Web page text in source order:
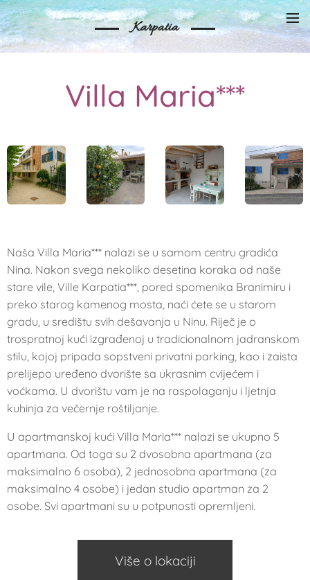
Karpatia
Villa Maria***
Naša Villa Maria*** nalazi se u samom centru gradića
Nina. Nakon svega nekoliko desetina koraka od naše
stare vile, Ville Karpatia***, pored spomenika Branimiru i
preko starog kamenog mosta, naći ćete se u starom
gradu, u središtu svih dešavanja u Ninu. Riječ je o
trospratnoj kući izgrađenoj u tradicionalnom jadranskom
stilu, kojoj pripada sopstveni privatni parking, kao i zaista
prelijepo uređeno dvorište sa ukrasnim cvijećem i
voćkama. U dvorištu vam je na raspolaganju i ljetnja
kuhinja za večernje roštiljanje.
U apartmanskoj kući Villa Maria*** nalazi se ukupno 5
apartmana. Od toga su 2 dvosobna apartmana (za
maksimalno 6 osoba), 2 jednosobna apartmana (za
maksimalno 4 osobe) i jedan studio apartman za 2
osobe. Svi apartmani su u potpunosti opremljeni.
Više o lokaciji